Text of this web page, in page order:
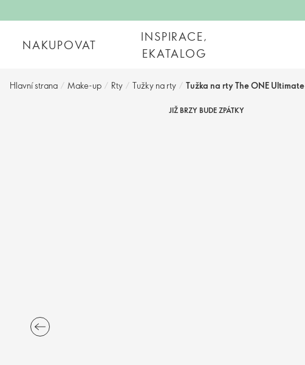
NAKUPOVAT
INSPIRACE,
EKATALOG
Hlavní strana / Make-up / Rty / Tužky na rty / Tužka na rty The ONE Ultimate
JIŽ BRZY BUDE ZPÁTKY